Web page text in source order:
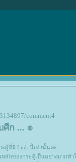
comment4
ศีก ... ๏
ะผู้ที่มี Link นี้เท่านั้นค่ะ
กของกระทู้เป็นอย่างมากทำ